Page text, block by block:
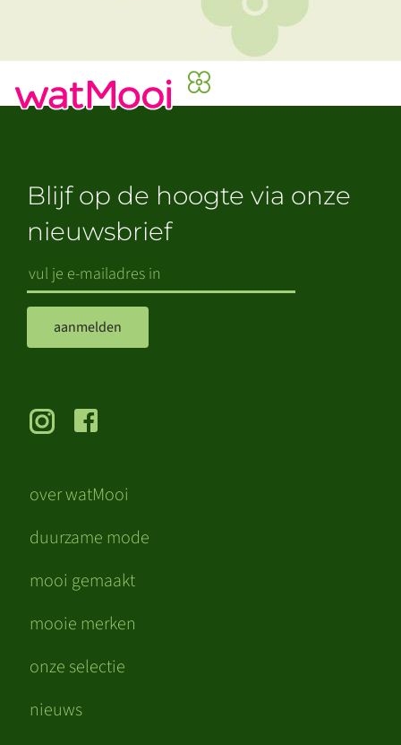
over watMooi
duurzame mode
mooi gemaakt
mooie merken
onze selectie
nieuws
Blijf op de hoogte via onze
nieuwsbrief
aanmelden